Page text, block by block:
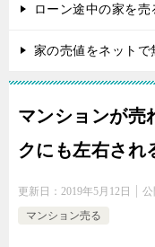
ローン途中の家を売
家の売値をネットで
マンションが売
クにも左右され
更新日： 2019年5月12日 公
マンション売る